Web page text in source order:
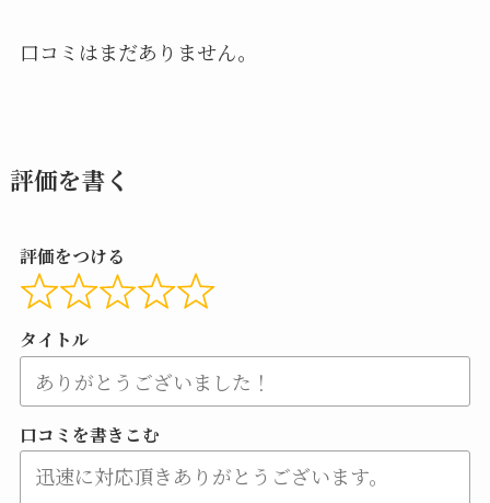
口コミはまだありません。
評価を書く
評価をつける
タイトル
口コミを書きこむ